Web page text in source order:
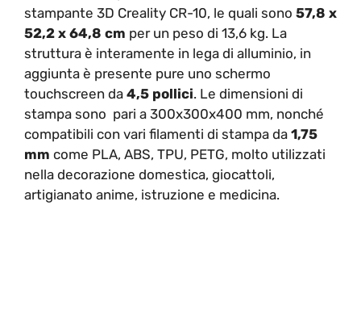
stampante 3D Creality CR-10, le quali sono 57,8 x
52,2 x 64,8 cm per un peso di 13,6 kg. La
struttura è interamente in lega di alluminio, in
aggiunta è presente pure uno schermo
touchscreen da 4,5 pollici. Le dimensioni di
stampa sono pari a 300x300x400 mm, nonché
compatibili con vari filamenti di stampa da 1,75
mm come PLA, ABS, TPU, PETG, molto utilizzati
nella decorazione domestica, giocattoli,
artigianato anime, istruzione e medicina.